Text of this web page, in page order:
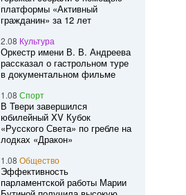
платформы «Активный
гражданин» за 12 лет
2.08 Культура
Оркестр имени В. В. Андреева
рассказал о гастрольном туре
в документальном фильме
1.08 Спорт
В Твери завершился
юбилейный XV Кубок
«Русского Света» по гребле на
лодках «Дракон»
1.08 Общество
Эффективность
парламентской работы Марии